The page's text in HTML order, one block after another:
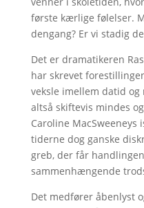
første kærlige følelser.
dengang? Er vi stadig
Det er dramatikeren
har skrevet
veksle imellem datid
altså skiftevis mindes
Caroline
tiderne dog ganske
greb, der får
sammenhængende
Det medfører åbenlyst